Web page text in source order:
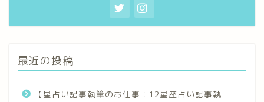
最近の投稿
【星占い記事執筆のお仕事：12星座占い記事執